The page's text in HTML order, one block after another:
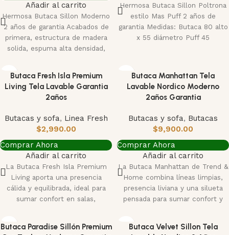
Añadir al carrito
Hermosa Butaca Sillon Moderno
2 años de garantia Acabados de
primera, estructura de madera
solida, espuma alta densidad,
Hermosa Butaca Sillon Poltrona
estilo Mas Puff 2 años de
garantia Medidas: Butaca 80 alto
x 55 diámetro Puff 45
Butaca Fresh Isla Premium
Living Tela Lavable Garantia
2años
Butacas y sofa, Linea Fresh
$2,990.00
Comprar Ahora
Añadir al carrito
La Butaca Fresh Isla Premium
Living aporta una presencia
cálida y equilibrada, ideal para
sumar confort en salas,
Butaca Manhattan Tela
Lavable Nordico Moderno
2años Garantia
Butacas y sofa, Butacas
$9,900.00
Comprar Ahora
Añadir al carrito
La Butaca Manhattan de Trend &
Home combina líneas limpias,
presencia liviana y una silueta
pensada para sumar confort y
Butaca Paradise Sillón Premium
Butaca Velvet Sillon Tela